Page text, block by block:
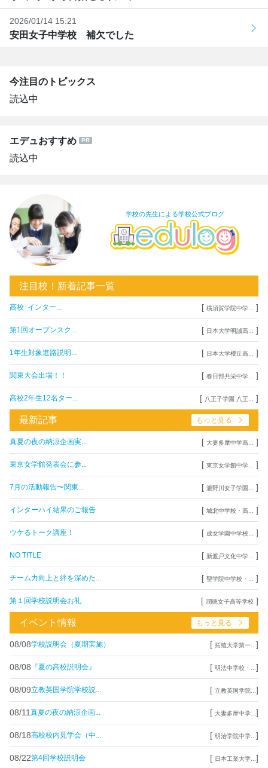
2026/01/14 15:21
安田女子中学校 補欠でした
今注目のトピックス
読込中
エデュおすすめ
読込中
学校の先生による学校公式ブログ
注目校！新着記事一覧
高校･インター... [ 横須賀学院中学... ]
第1回オープンスク... [ 日本大学明誠高... ]
1年生対象進路説明... [ 日本大学櫻丘高... ]
関東大会出場！！ [ 春日部共栄中学... ]
高校2年生12名ター... [ 八王子学園 八王... ]
最新記事 もっと見る
真夏の夜の納涼企画実... [ 大妻多摩中学高... ]
東京女学館発表会に参... [ 東京女学館中学... ]
7月の活動報告〜関東... [ 瀧野川女子学園... ]
インターハイ結果のご報告 [ 城北中学校・高... ]
ウケるトーク講座！ [ 成女学園中学校... ]
NO TITLE [ 新渡戸文化中学... ]
チーム力向上と絆を深めた... [ 聖学院中学校・... ]
第１回学校説明会お礼 [ 潤徳女子高等学校 ]
イベント情報 もっと見る
08/08学校説明会（夏期実施） [ 拓殖大学第一... ]
08/08 『夏の高校説明会』 [ 明法中学校・... ]
08/09立教英国学院学校説... [ 立教英国学院... ]
08/11 真夏の夜の納涼企画... [ 大妻多摩中学... ]
08/18高校校内見学会（中... [ 明治学院中学... ]
08/22第4回学校説明会 [ 日本工業大学... ]